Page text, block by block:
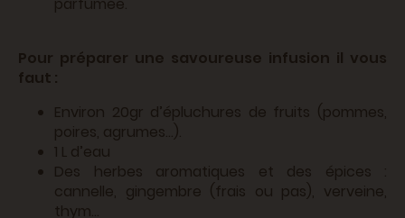
Pour préparer une savoureuse infusion il vous
faut :
Environ 20gr d’épluchures de fruits (pommes,
poires, agrumes…).
1 L d’eau
Des herbes aromatiques et des épices :
cannelle, gingembre (frais ou pas), verveine,
thym…